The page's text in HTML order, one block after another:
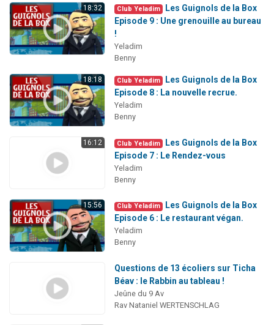
18:32 Club Yeladim
Les Guignols de la Box
Episode 9 : Une grenouille au bureau
!
Yeladim
Benny
18:18 Club Yeladim
Les Guignols de la Box
Episode 8 : La nouvelle recrue.
Yeladim
Benny
16:12 Club Yeladim
Les Guignols de la Box
Episode 7 : Le Rendez-vous
Yeladim
Benny
15:56 Club Yeladim
Les Guignols de la Box
Episode 6 : Le restaurant végan.
Yeladim
Benny
Questions de 13 écoliers sur Ticha
Béav : le Rabbin au tableau !
Jeûne du 9 Av
Rav Nataniel WERTENSCHLAG